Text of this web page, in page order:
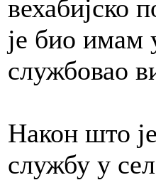
вехабијско
је био имам
службовао
Након што
службу у